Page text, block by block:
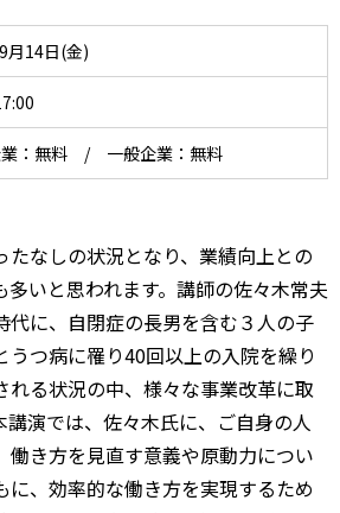
月14日(金)
業：無料 / 一般企業：無料
たなしの状況となり、業績向上との
多いと思われます。講師の佐々木常夫
代に、自閉症の長男を含む３人の子
うつ病に罹り40回以上の入院を繰り
れる状況の中、様々な事業改革に取
講演では、佐々木氏に、ご自身の人
働き方を見直す意義や原動力につい
に、効率的な働き方を実現するため